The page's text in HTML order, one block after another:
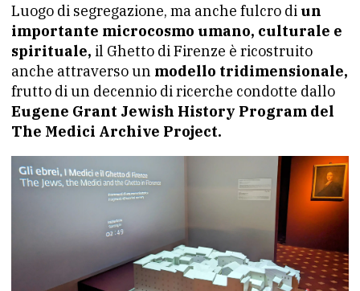
Luogo di segregazione, ma anche fulcro di un
importante microcosmo umano, culturale e
spirituale, il Ghetto di Firenze è ricostruito
anche attraverso un modello tridimensionale,
frutto di un decennio di ricerche condotte dallo
Eugene Grant Jewish History Program del
The Medici Archive Project.